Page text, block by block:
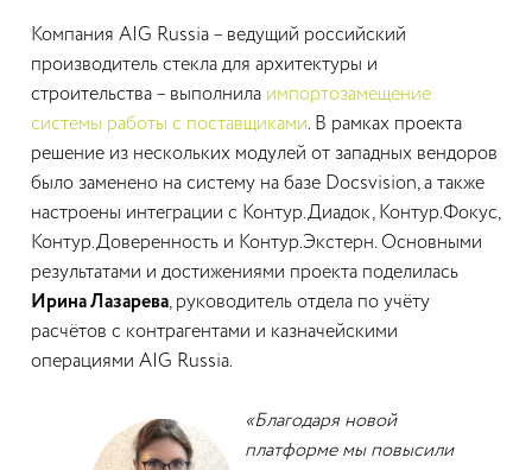
Компания AIG Russia – ведущий российский
производитель стекла для архитектуры и
строительства – выполнила импортозамещение
системы работы с поставщиками. В рамках проекта
решение из нескольких модулей от западных вендоров
было заменено на систему на базе Docsvision, а также
настроены интеграции с Контур.Диадок, Контур.Фокус,
Контур.Доверенность и Контур.Экстерн. Основными
результатами и достижениями проекта поделилась
Ирина Лазарева, руководитель отдела по учёту
расчётов с контрагентами и казначейскими
операциями AIG Russia.
«Благодаря новой
платформе мы повысили